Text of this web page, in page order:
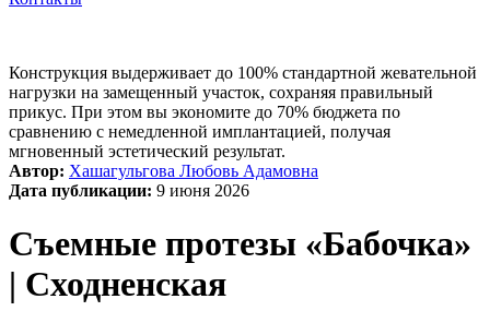
Конструкция выдерживает до 100% стандартной жевательной
нагрузки на замещенный участок, сохраняя правильный
прикус. При этом вы экономите до 70% бюджета по
сравнению с немедленной имплантацией, получая
мгновенный эстетический результат.
Автор: Хашагульгова Любовь Адамовна
Дата публикации: 9 июня 2026
Съемные протезы «Бабочка»
| Сходненская